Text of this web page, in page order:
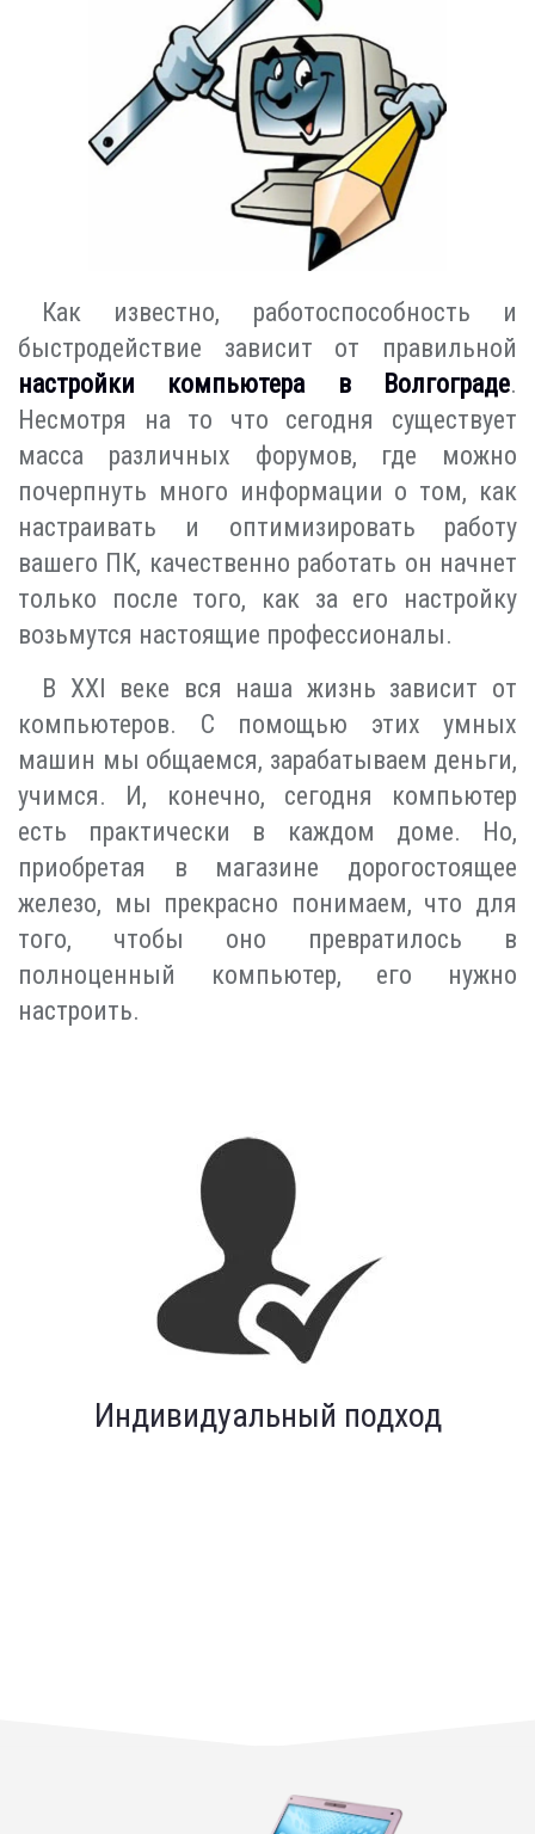
Как известно, работоспособность и
быстродействие зависит от правильной
настройки компьютера в Волгограде.
Несмотря на то что сегодня существует
масса различных форумов, где можно
почерпнуть много информации о том, как
настраивать и оптимизировать работу
вашего ПК, качественно работать он начнет
только после того, как за его настройку
возьмутся настоящие профессионалы.
В XXI веке вся наша жизнь зависит от
компьютеров. С помощью этих умных
машин мы общаемся, зарабатываем деньги,
учимся. И, конечно, сегодня компьютер
есть практически в каждом доме. Но,
приобретая в магазине дорогостоящее
железо, мы прекрасно понимаем, что для
того, чтобы оно превратилось в
полноценный компьютер, его нужно
настроить.
Индивидуальный подход